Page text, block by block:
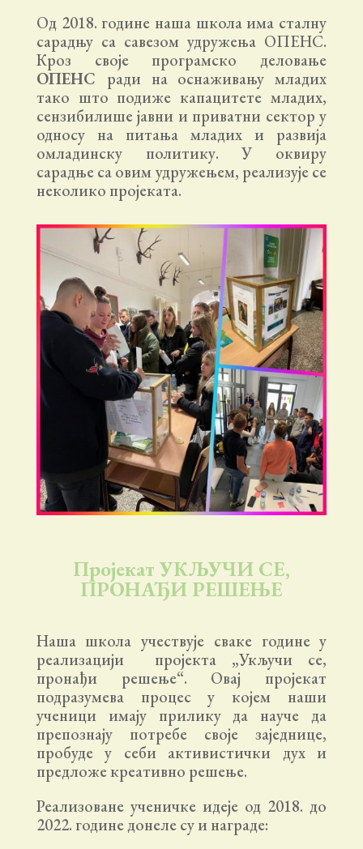
Oд 2018. године наша школа има сталну
сарадњу са савезом удружења ОПЕНС.
Кроз своје програмско деловање
ОПЕНС ради на оснаживању младих
тако што подиже капацитете младих,
сензибилише јавни и приватни сектор у
односу на питања младих и развија
омладинску политику. У оквиру
сарадње са овим удружењем, реализује се
неколико пројеката.
Пројекат УКЉУЧИ СЕ,
ПРОНАЂИ РЕШЕЊЕ
Наша школа учествује сваке године у
реализацији пројекта „Укључи се,
пронађи решење“. Овај пројекат
подразумева процес у којем наши
ученици имају прилику да науче да
препознају потребе своје заједнице,
пробуде у себи активистички дух и
предложе креативно решење.
Реализоване ученичке идеје од 2018. до
2022. године донеле су и награде: